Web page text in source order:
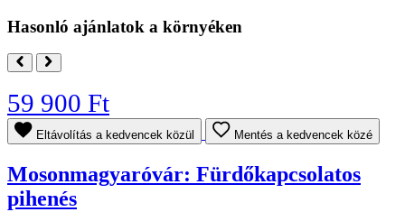
Hasonló ajánlatok a környéken
59 900 Ft
Eltávolítás a kedvencek közül Mentés a kedvencek közé
Mosonmagyaróvár: Fürdőkapcsolatos
pihenés